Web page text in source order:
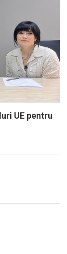
UE pentru